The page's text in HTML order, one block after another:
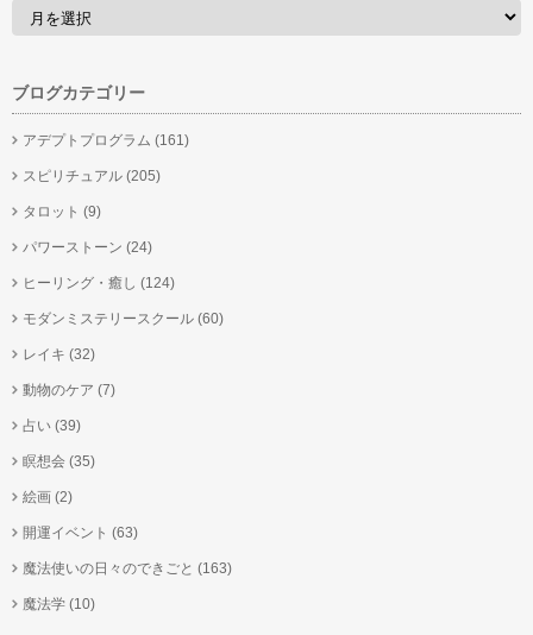
ブログカテゴリー
アデプトプログラム (161)
スピリチュアル (205)
タロット (9)
パワーストーン (24)
ヒーリング・癒し (124)
モダンミステリースクール (60)
レイキ (32)
動物のケア (7)
占い (39)
瞑想会 (35)
絵画 (2)
開運イベント (63)
魔法使いの日々のできごと (163)
魔法学 (10)